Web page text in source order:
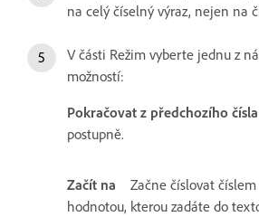
na celý číselný výraz, nejen na
V části Režim vyberte jednu z
možností:
Pokračovat z předchozího čísla
postupně.
Začít na
Začne číslovat
hodnotou, kterou zadáte do